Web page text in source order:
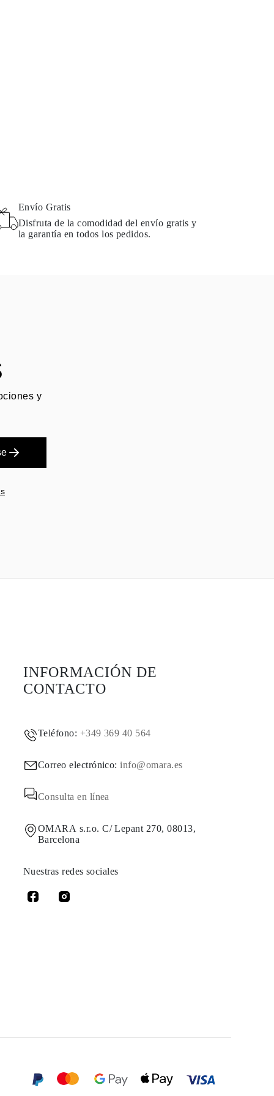
Envío Gratis
Disfruta de la comodidad del envío gratis y
la garantía en todos los pedidos.
y
INFORMACIÓN DE
CONTACTO
Teléfono: +349 369 40 564
Correo electrónico:info@omara.es
Consulta en línea
OMARA s.r.o. C/ Lepant 270, 08013,
Barcelona
Nuestras redes sociales